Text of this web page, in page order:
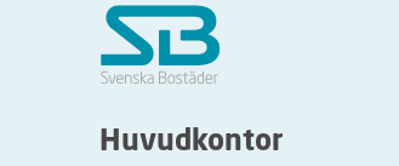
j
n
ä
Huvudkontor